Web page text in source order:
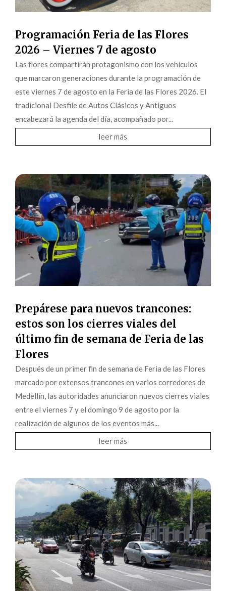
Programación Feria de las Flores
2026 – Viernes 7 de agosto
Las flores compartirán protagonismo con los vehículos
que marcaron generaciones durante la programación de
este viernes 7 de agosto en la Feria de las Flores 2026. El
tradicional Desfile de Autos Clásicos y Antiguos
encabezará la agenda del día, acompañado por...
leer más
Prepárese para nuevos trancones:
estos son los cierres viales del
último fin de semana de Feria de las
Flores
Después de un primer fin de semana de Feria de las Flores
marcado por extensos trancones en varios corredores de
Medellín, las autoridades anunciaron nuevos cierres viales
entre el viernes 7 y el domingo 9 de agosto por la
realización de algunos de los eventos más...
leer más